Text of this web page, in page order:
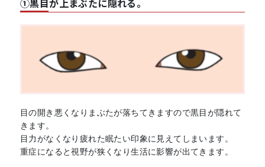
①黒目が上まぶたに隠れる。
目の開き悪くなりまぶたが落ちてきますので黒目が隠れて
きます。
目力がなくなり疲れた眠たい印象に見えてしまいます。
重症になると視野が狭くなり生活に影響が出てきます。